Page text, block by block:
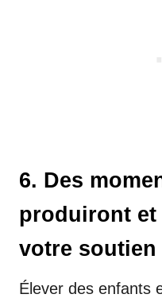
6. Des
produiront et
votre soutien
Élever des enfants